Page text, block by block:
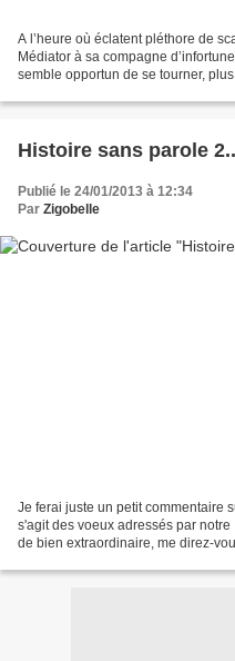
A l’heure où éclatent pléthore de
Médiator à sa compagne
semble opportun de se tourner,
Histoire sans parole
Publié le 24/01/2013 à 12:34
Par Zigobelle
Je ferai juste un petit commentaire
s'agit des voeux adressés par
de bien extraordinaire, me direz-